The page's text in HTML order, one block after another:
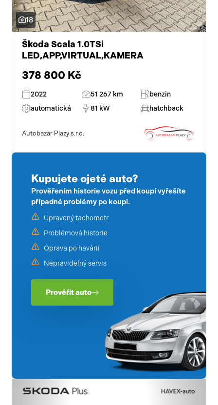
18
Škoda Scala 1.0TSi
LED,APP,VIRTUAL,KAMERA
378 800 Kč
2022 51 267 km
benzin
automatická
81 kW hatchback
Autobazar Plazy s.r.o.
Kupujete ojeté auto?
Prověřením historie vozu před koupí vyřešíte
případné problémy po koupi.
Upravený tachometr
Problémová historie
Oprava po havárií
Nepravidelný servis
Prověřit auto